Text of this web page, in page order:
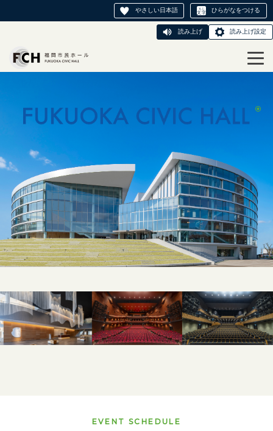
やさしい日本語 ひらがなをつける
読み上げ 読み上げ設定
EVENT SCHEDULE